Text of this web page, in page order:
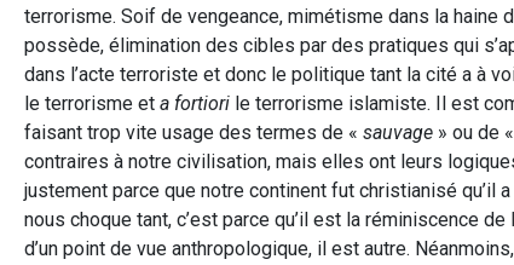
terrorisme. Soif de vengeance, mimétisme dans la haine
possède, élimination des cibles par des pratiques qui
dans l’acte terroriste et donc le politique tant la cité a à
le terrorisme et a fortiori le terrorisme islamiste. Il est
faisant trop vite usage des termes de « sauvage » ou de «
contraires à notre civilisation, mais elles ont leurs
justement parce que notre continent fut christianisé qu’il
nous choque tant, c’est parce qu’il est la réminiscence
d’un point de vue anthropologique, il est autre.